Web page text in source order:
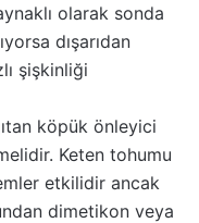
olarak sonda
dışarıdan
şişkinliği
köpük önleyici
Keten tohumu
etkilidir ancak
dimetikon veya